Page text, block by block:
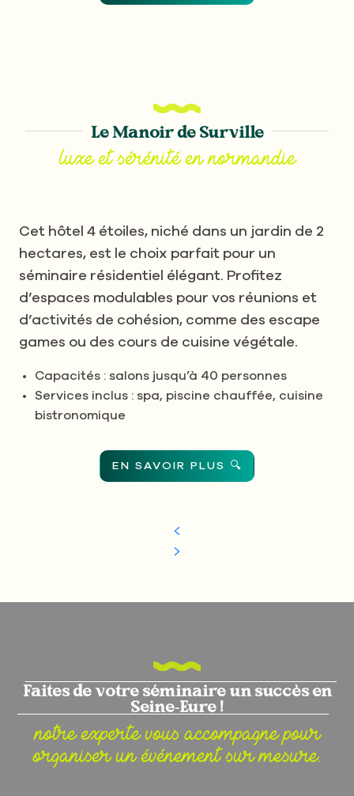
Le Manoir de Surville
luxe et sérénité en normandie
Cet hôtel 4 étoiles, niché dans un jardin de 2
hectares, est le choix parfait pour un
séminaire résidentiel élégant. Profitez
d’espaces modulables pour vos réunions et
d’activités de cohésion, comme des escape
games ou des cours de cuisine végétale.
Capacités : salons jusqu’à 40 personnes
Services inclus : spa, piscine chauffée, cuisine
bistronomique
EN SAVOIR PLUS 🔍
Faites de votre séminaire un succès en
Seine-Eure !
notre experte vous accompagne pour
organiser un événement sur mesure.